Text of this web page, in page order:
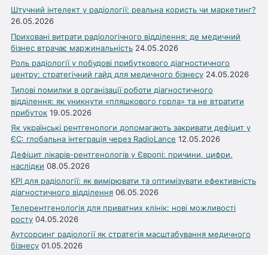
Штучний інтелект у радіології: реальна користь чи маркетинг?
26.05.2026
Приховані витрати радіологічного відділення: де медичний
бізнес втрачає маржинальність 24.05.2026
Роль радіології у побудові прибуткового діагностичного
центру: стратегічний гайд для медичного бізнесу 24.05.2026
Типові помилки в організації роботи діагностичного
відділення: як уникнути «пляшкового горла» та не втратити
прибуток 19.05.2026
Як українські рентгенологи допомагають закривати дефіцит у
ЄС: глобальна інтеграція через RadioLance 12.05.2026
Дефіцит лікарів-рентгенологів у Європі: причини, цифри,
наслідки 08.05.2026
KPI для радіології: як вимірювати та оптимізувати ефективність
діагностичного відділення 06.05.2026
Телерентгенологія для приватних клінік: нові можливості
росту 04.05.2026
Аутсорсинг радіології як стратегія масштабування медичного
бізнесу 01.05.2026